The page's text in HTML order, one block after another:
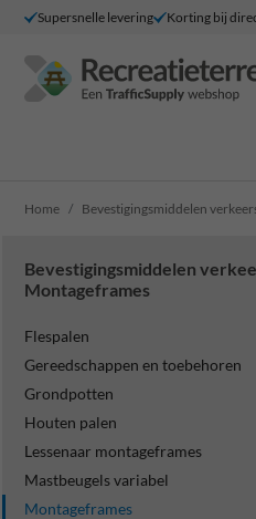
Supersnelle levering Korting bij
Home Bevestigingsmiddelen
Bevestigingsmiddelen
Montageframes
Flespalen
Gereedschappen en toebehoren
Grondpotten
Houten palen
Lessenaar montageframes
Mastbeugels variabel
Montageframes